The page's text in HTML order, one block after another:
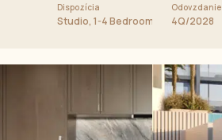
Dispozícia
Studio, 1-4 Bedrooms Apartment
Odovzdanie
4Q/2028